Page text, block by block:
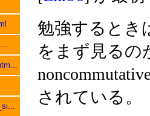
勉強するとき
をまず見る
されている。